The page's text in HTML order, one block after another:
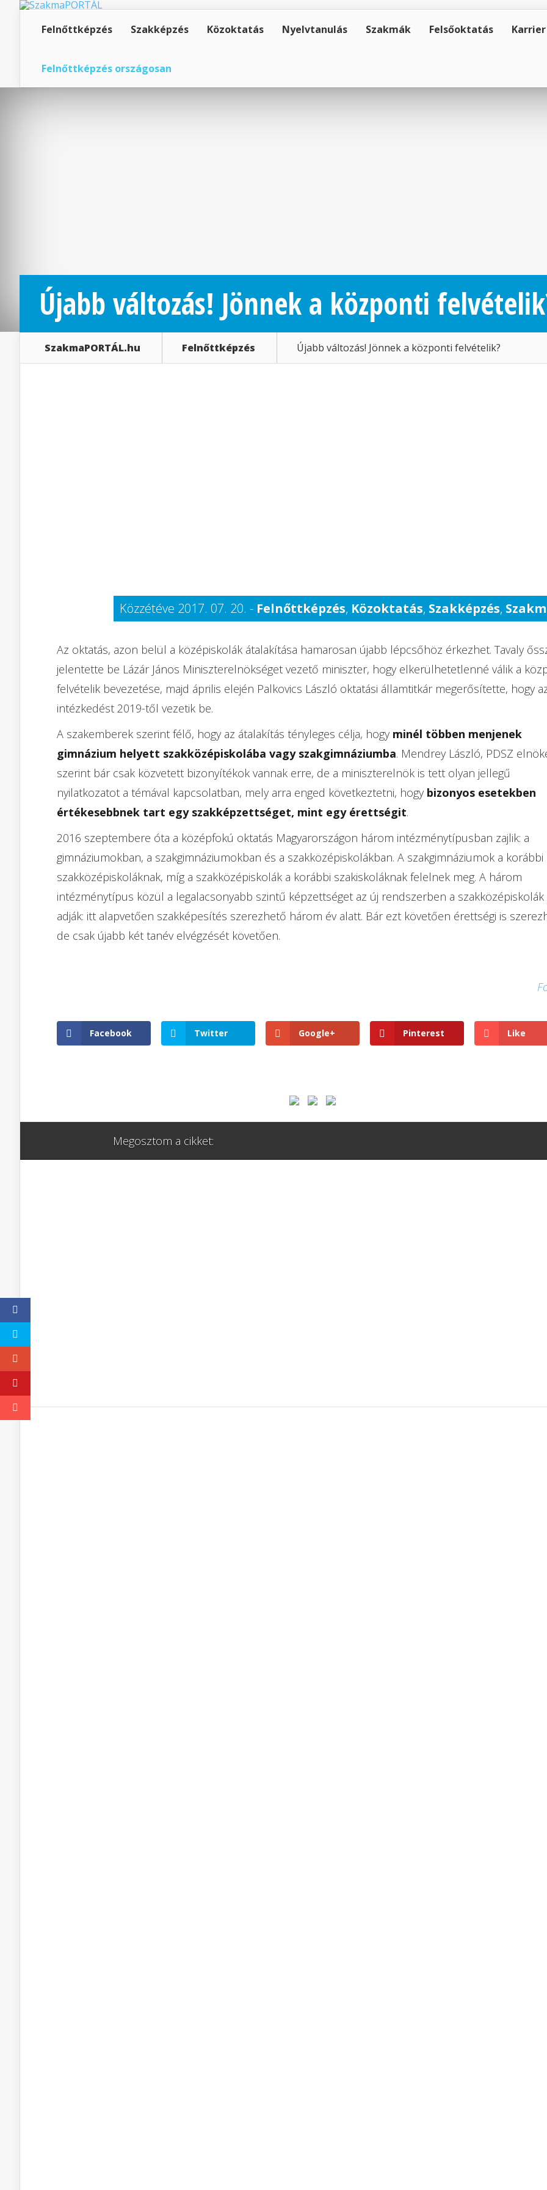
Felnőttképzés Szakképzés Közoktatás Nyelvtanulás Szakmák Felsőoktatás Karrier
Felnőttképzés országosan
Újabb változás! Jönnek a központi
SzakmaPORTÁL.hu Felnőttképzés Újabb változás! Jönnek a központi felvételik?
Közzétéve 2017. 07. 20. - Felnőttképzés, Közoktatás, Szakképzés,
Az oktatás, azon belül a középiskolák átalakítása hamarosan újabb lépcsőhöz érkezhet. Tavaly
jelentette be Lázár János Miniszterelnökséget vezető miniszter, hogy elkerülhetetlenné válik a
felvételik bevezetése, majd április elején Palkovics László oktatási államtitkár megerősítette, hogy
intézkedést 2019-től vezetik be.
A szakemberek szerint félő, hogy az átalakítás tényleges célja, hogy minél többen menjenek
gimnázium helyett szakközépiskolába vagy szakgimnáziumba. Mendrey László, PDSZ
szerint bár csak közvetett bizonyítékok vannak erre, de a miniszterelnök is tett olyan jellegű
nyilatkozatot a témával kapcsolatban, mely arra enged következtetni, hogy bizonyos esetekben
értékesebbnek tart egy szakképzettséget, mint egy érettségit.
2016 szeptembere óta a középfokú oktatás Magyarországon három intézménytípusban zajlik: a
gimnáziumokban, a szakgimnáziumokban és a szakközépiskolákban. A szakgimnáziumok a korábbi
szakközépiskoláknak, míg a szakközépiskolák a korábbi szakiskoláknak felelnek meg. A három
intézménytípus közül a legalacsonyabb szintű képzettséget az új rendszerben a szakközépiskolák
adják: itt alapvetően szakképesítés szerezhető három év alatt. Bár ezt követően érettségi is
de csak újabb két tanév elvégzését követően.
Facebook Twitter Google+ Pinterest Like
Megosztom a cikket: